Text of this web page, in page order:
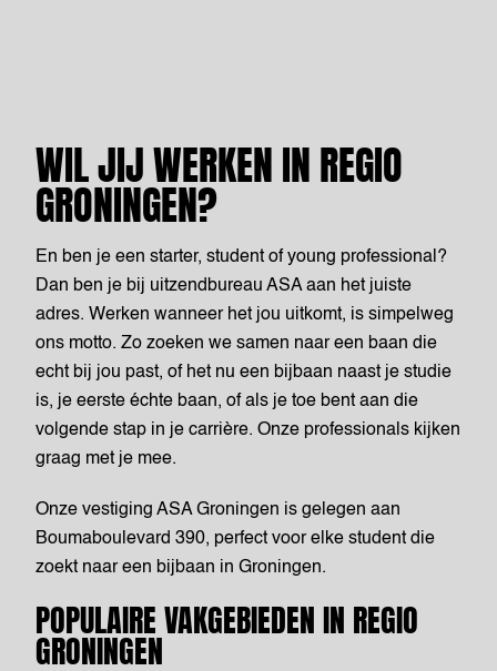
WIL JIJ WERKEN IN REGIO
GRONINGEN?
En ben je een starter, student of young professional?
Dan ben je bij uitzendbureau ASA aan het juiste
adres. Werken wanneer het jou uitkomt, is simpelweg
ons motto. Zo zoeken we samen naar een baan die
echt bij jou past, of het nu een bijbaan naast je studie
is, je eerste échte baan, of als je toe bent aan die
volgende stap in je carrière. Onze professionals kijken
graag met je mee.
Onze vestiging ASA Groningen is gelegen aan
Boumaboulevard 390, perfect voor elke student die
zoekt naar een bijbaan in Groningen.
POPULAIRE VAKGEBIEDEN IN REGIO
GRONINGEN